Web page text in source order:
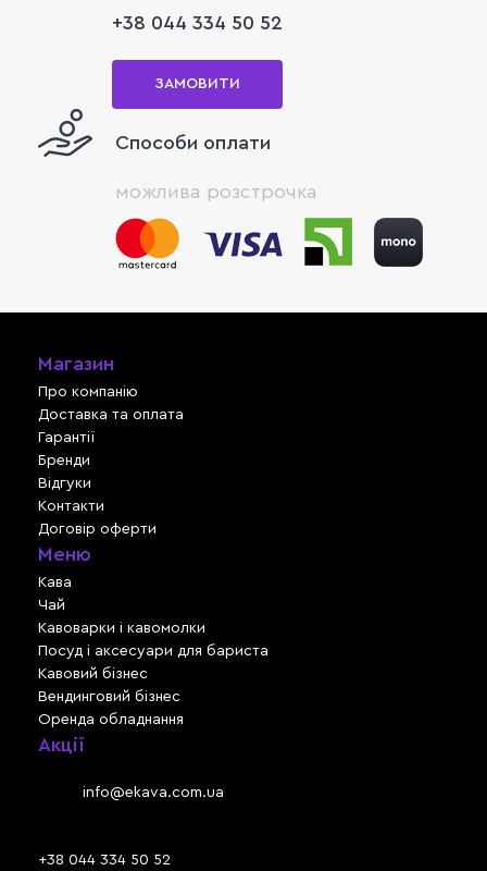
+38 044 334 50 52
ЗАМОВИТИ
Способи оплати
можлива розстрочка
Магазин
Про компанію
Доставка та оплата
Гарантії
Бренди
Відгуки
Контакти
Договір оферти
Меню
Кава
Чай
Кавоварки і кавомолки
Посуд і аксесуари для бариста
Кавовий бізнес
Вендинговий бізнес
Оренда обладнання
Акції
info@ekava.com.ua
+38 044 334 50 52